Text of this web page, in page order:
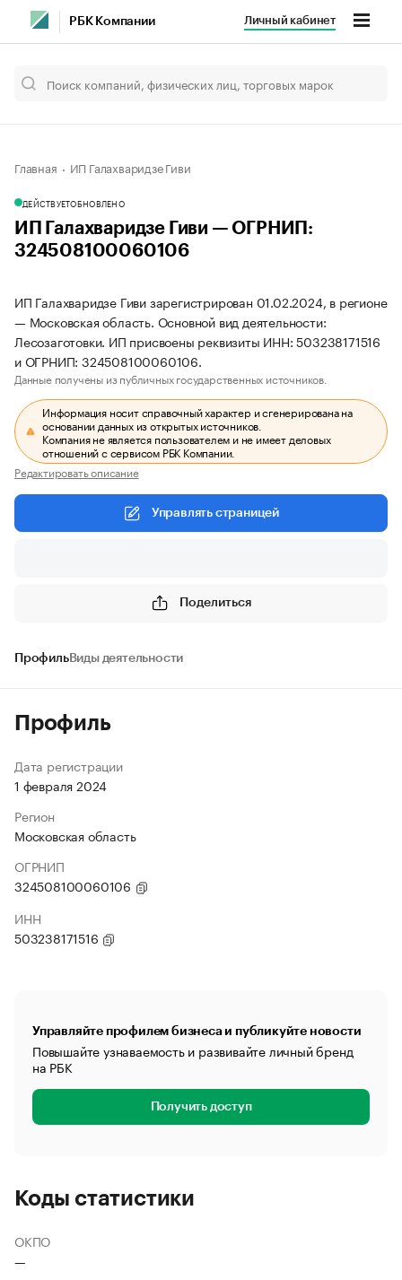
РБК Компании Личный кабинет
Главная ИП Галахваридзе Гиви
ДЕЙСТВУЕТОБНОВЛЕНО
ИП Галахваридзе Гиви — ОГРНИП:
324508100060106
ИП Галахваридзе Гиви зарегистрирован 01.02.2024, в регионе
— Московская область. Основной вид деятельности:
Лесозаготовки. ИП присвоены реквизиты ИНН: 503238171516
и ОГРНИП: 324508100060106.
Данные получены из публичных государственных источников.
Информация носит справочный характер и сгенерирована на
основании данных из открытых источников.
Компания не является пользователем и не имеет деловых
отношений с сервисом РБК Компании.
Редактировать описание
Управлять страницей
Поделиться
ПрофильВиды деятельности
Профиль
Дата регистрации
1 февраля 2024
Регион
Московская область
ОГРНИП
324508100060106
ИНН
503238171516
Управляйте профилем бизнеса и публикуйте новости
Повышайте узнаваемость и развивайте личный бренд
на РБК
Получить доступ
Коды статистики
ОКПО
—